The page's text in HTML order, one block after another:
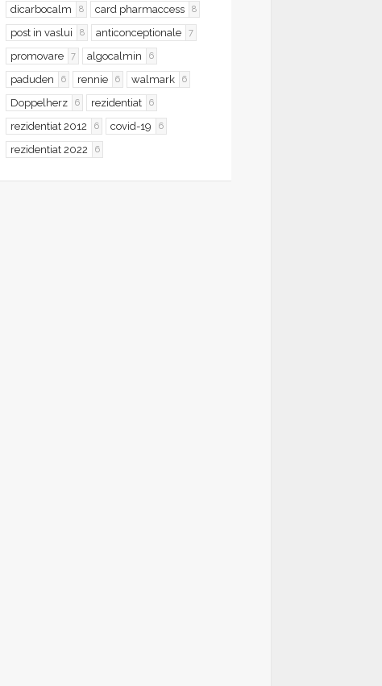
dicarbocalm 8 card pharmaccess 8
post in vaslui 8 anticonceptionale 7
promovare 7 algocalmin 6
paduden 6 rennie 6 walmark 6
Doppelherz 6 rezidentiat 6
rezidentiat 2012 6 covid-19 6
rezidentiat 2022 6